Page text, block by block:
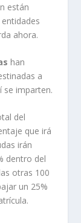
están
ahora.
han
a
se imparten.
del
que irá
irán
dentro del
otras 100
un 25%